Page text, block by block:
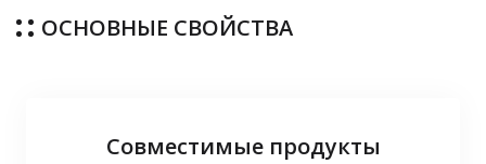
ОСНОВНЫЕ СВОЙСТВА
Совместимые продукты